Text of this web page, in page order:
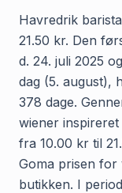
Havredrik
21.50 kr. Den
d. 24. juli 2025
dag (5. august),
378 dage.
wiener
fra 10.00 kr til
Goma prisen
butikken. I